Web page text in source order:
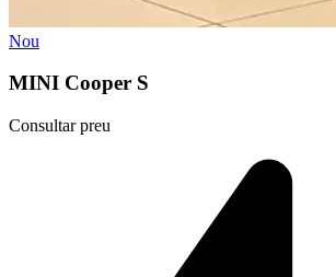
Nou
MINI Cooper S
Consultar preu